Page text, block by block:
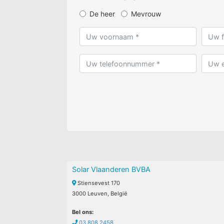
De heer Mevrouw
Solar Vlaanderen BVBA
Stiensevest 170
3000 Leuven, België
Bel ons:
03 808 2458